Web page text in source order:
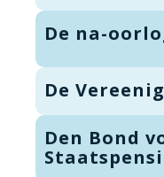
De na-
De
Den Bond